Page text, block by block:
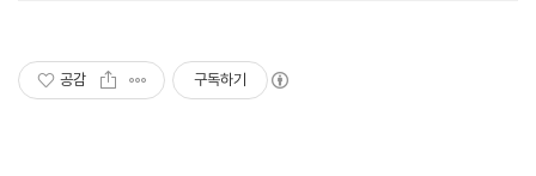
공감 구독하기